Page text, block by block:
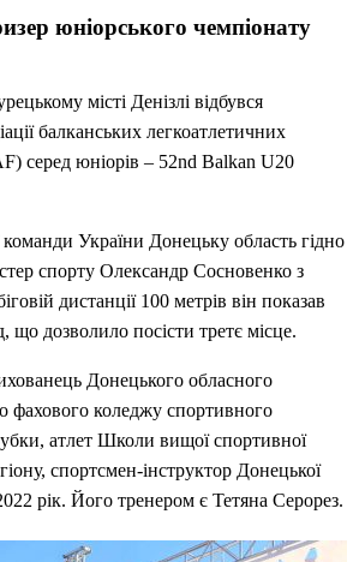
юніорського чемпіонату
місті Денізлі відбувся
балканських легкоатлетичних
серед юніорів – 52nd Balkan U20
команди України Донецьку область гідно
спорту Олександр Сосновенко з
дистанції 100 метрів він показав
що дозволило посісти третє місце.
Донецького обласного
фахового коледжу спортивного
атлет Школи вищої спортивної
спортсмен-інструктор Донецької
рік. Його тренером є Тетяна Серорез.